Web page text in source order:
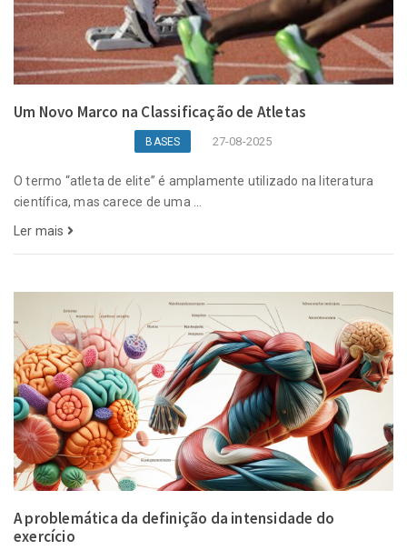
Um Novo Marco na Classificação de Atletas
BASES 27-08-2025
O termo “atleta de elite” é amplamente utilizado na literatura
científica, mas carece de uma ...
Ler mais
A problemática da definição da intensidade do
exercício